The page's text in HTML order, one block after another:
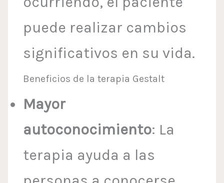
puede realizar cambios
significativos en su vida.
Beneficios de la terapia Gestalt
Mayor
autoconocimiento: La
terapia ayuda a las